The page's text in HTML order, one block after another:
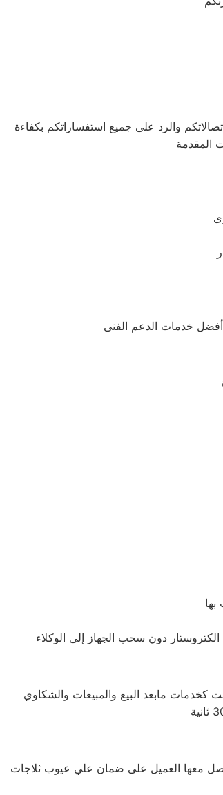
والرد على جميع استفساراتكم بكفاءة
معها العميل على ضمان علي عيوب ثلاجات